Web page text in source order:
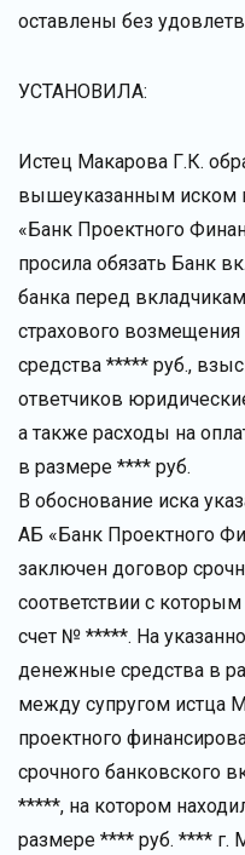
оставлены без
УСТАНОВИЛА:
Истец Макарова Г.К.
вышеуказанным иском
«Банк Проектного
просила обязать Банк
банка перед
страхового
средства ***** руб.,
ответчиков
а также расходы на
в размере **** руб.
В обоснование иска
АБ «Банк Проектного
заключен договор
соответствии с
счет № *****. На
денежные средства в
между супругом истца
проектного
срочного банковского
*****, на котором
размере **** руб. **** г.